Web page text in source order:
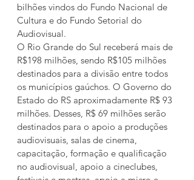
bilhões vindos do Fundo Nacional de
Cultura e do Fundo Setorial do
Audiovisual.
O Rio Grande do Sul receberá mais de
R$198 milhões, sendo R$105 milhões
destinados para a divisão entre todos
os municípios gaúchos. O Governo do
Estado do RS aproximadamente R$ 93
milhões. Desses, R$ 69 milhões serão
destinados para o apoio a produções
audiovisuais, salas de cinema,
capacitação, formação e qualificação
no audiovisual, apoio a cineclubes,